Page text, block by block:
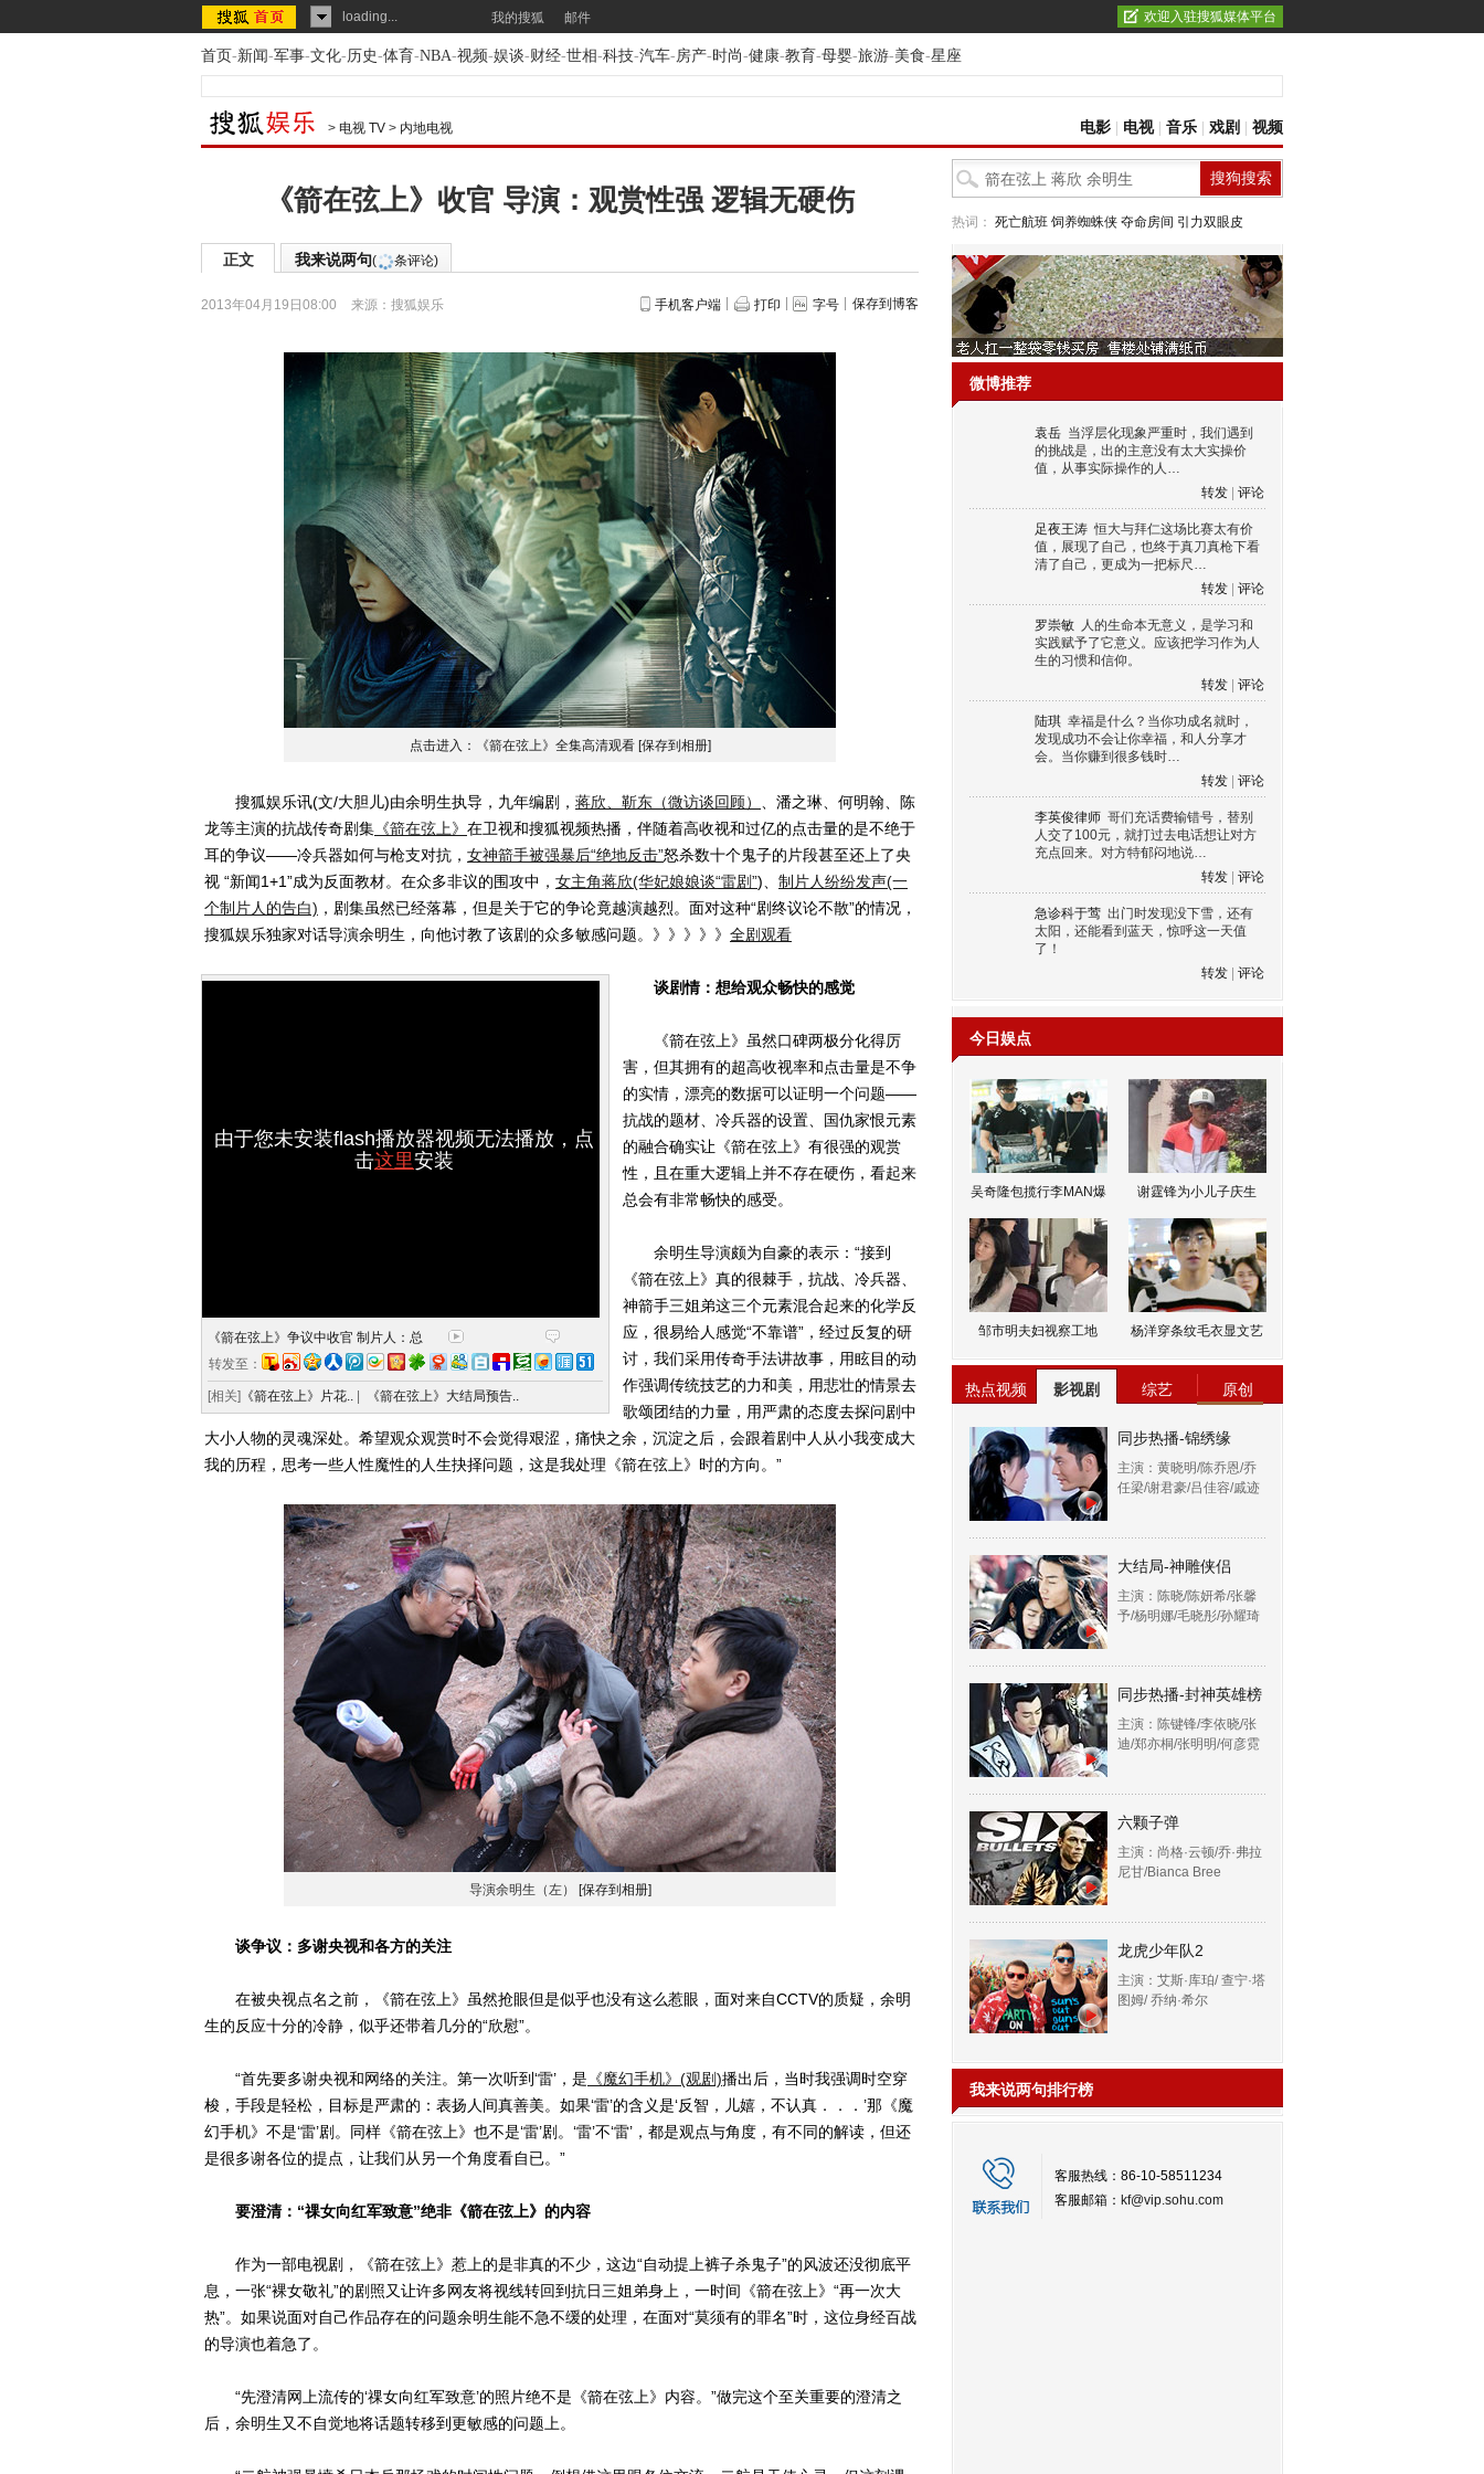
loading... 我的搜狐 邮件 欢迎入驻搜狐媒体平台
首页-新闻-军事-文化-历史-体育-NBA-视频-娱谈-财经-世相-科技-汽车-房产-时尚-健康-教育-母婴-旅游-美食-星座
> 电视 TV > 内地电视 电影 电视| 音乐 戏剧 视频
《箭在弦上》收官 导演：观赏性强 逻辑无硬伤
正文 我来说两句( 条评论)
2013年04月19日08:00 来源： 搜狐娱乐 手机客户端 打印 字号 保存到博客
点击进入：《箭在弦上》全集高清观看 [保存到相册]
搜狐娱乐讯(文/大胆儿)由余明生执导，九年编剧， 蒋欣、靳东（微访谈回顾）
、潘之琳、何明翰、陈
龙等主演的抗战传奇剧集 《箭在弦上》 在卫视和搜狐视频热播，伴随着高收视和过亿的点击量的是不绝于
耳的争议——冷兵器如何与枪支对抗， 女神箭手被强暴后“绝地反击”怒杀数十个鬼子的片段甚至还上了央
视 “新闻1+1”成为反面教材。在众多非议的围攻中， 女主角蒋欣(华妃娘娘谈“雷剧”)、 制片人纷纷发声(一
个制片人的告白) ，剧集虽然已经落幕，但是关于它的争论竟越演越烈。面对这种“剧终议论不散”的情况，
搜狐娱乐独家对话导演余明生，向他讨教了该剧的众多敏感问题。》》》》》 全剧观看
由于您未安装flash播放器视频无法播放，点
击这里安装
《箭在弦上》争议中收官 制片人：总
转发至：
[相关] 《箭在弦上》片花.. 《箭在弦上》大结局预告..
谈剧情：想给观众畅快的感觉
《箭在弦上》虽然口碑两极分化得厉
害，但其拥有的超高收视率和点击量是不争
的实情，漂亮的数据可以证明一个问题——
抗战的题材、冷兵器的设置、国仇家恨元素
的融合确实让《箭在弦上》有很强的观赏
性，且在重大逻辑上并不存在硬伤，看起来
总会有非常畅快的感受。
余明生导演颇为自豪的表示：“接到
《箭在弦上》真的很棘手，抗战、冷兵器、
神箭手三姐弟这三个元素混合起来的化学反
应，很易给人感觉“不靠谱”，经过反复的研
讨，我们采用传奇手法讲故事，用眩目的动
作强调传统技艺的力和美，用悲壮的情景去
歌颂团结的力量，用严肃的态度去探问剧中
大小人物的灵魂深处。希望观众观赏时不会觉得艰涩，痛快之余，沉淀之后，会跟着剧中人从小我变成大
我的历程，思考一些人性魔性的人生抉择问题，这是我处理《箭在弦上》时的方向。”
导演余明生（左） [保存到相册]
谈争议：多谢央视和各方的关注
在被央视点名之前，《箭在弦上》虽然抢眼但是似乎也没有这么惹眼，面对来自CCTV的质疑，余明
生的反应十分的冷静，似乎还带着几分的“欣慰”。
“首先要多谢央视和网络的关注。第一次听到‘雷’，是 《魔幻手机》(观剧)播出后，当时我强调时空穿
梭，手段是轻松，目标是严肃的：表扬人间真善美。如果‘雷’的含义是‘反智，儿嬉，不认真．．．’那《魔
幻手机》不是‘雷’剧。同样《箭在弦上》也不是‘雷’剧。‘雷’不‘雷’，都是观点与角度，有不同的解读，但还
是很多谢各位的提点，让我们从另一个角度看自已。”
要澄清：“祼女向红军致意”绝非《箭在弦上》的内容
作为一部电视剧，《箭在弦上》惹上的是非真的不少，这边“自动提上裤子杀鬼子”的风波还没彻底平
息，一张“裸女敬礼”的剧照又让许多网友将视线转回到抗日三姐弟身上，一时间《箭在弦上》“再一次大
热”。如果说面对自己作品存在的问题余明生能不急不缓的处理，在面对“莫须有的罪名”时，这位身经百战
的导演也着急了。
“先澄清网上流传的‘祼女向红军致意’的照片绝不是《箭在弦上》内容。”做完这个至关重要的澄清之
后，余明生又不自觉地将话题转移到更敏感的问题上。
热词： 死亡航班 饲养蜘蛛侠 夺命房间 引力双眼皮
微博推荐
袁岳 当浮层化现象严重时，我们遇到
的挑战是，出的主意没有太大实操价
值，从事实际操作的人…
转发
评论
足夜王涛 恒大与拜仁这场比赛太有价
值，展现了自己，也终于真刀真枪下看
清了自己，更成为一把标尺…
转发
评论
罗崇敏 人的生命本无意义，是学习和
实践赋予了它意义。应该把学习作为人
生的习惯和信仰。
转发
评论
陆琪 幸福是什么？当你功成名就时，
发现成功不会让你幸福，和人分享才
会。当你赚到很多钱时…
转发
评论
李英俊律师 哥们充话费输错号，替别
人交了100元，就打过去电话想让对方
充点回来。对方特郁闷地说…
转发
评论
急诊科于莺 出门时发现没下雪，还有
太阳，还能看到蓝天，惊呼这一天值
了！
转发
评论
今日娱点
吴奇隆包揽行李MAN爆 谢霆锋为小儿子庆生
邹市明夫妇视察工地 杨洋穿条纹毛衣显文艺
热点视频 影视剧 综艺 原创
同步热播-锦绣缘
主演：黄晓明/陈乔恩/乔
任梁/谢君豪/吕佳容/戚迹
大结局-神雕侠侣
主演：陈晓/陈妍希/张馨
予/杨明娜/毛晓彤/孙耀琦
同步热播-封神英雄榜
主演：陈键锋/李依晓/张
迪/郑亦桐/张明明/何彦霓
六颗子弹
主演：尚格·云顿/乔·弗拉
尼甘/Bianca Bree
龙虎少年队2
主演：艾斯·库珀/ 查宁·塔
图姆/ 乔纳·希尔
我来说两句排行榜
客服热线：86-10-58511234
客服邮箱： kf@vip.sohu.com